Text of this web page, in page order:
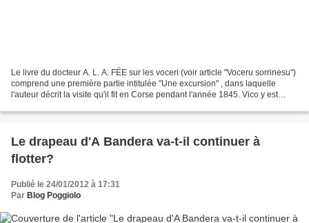
Le livre du docteur A. L. A. FÉE sur les voceri (voir article "Voceru sorrinesu")
comprend une première partie intitulée "Une excursion" , dans laquelle
l'auteur décrit la visite qu'il fit en Corse pendant l'année 1845. Vico y est
Le drapeau d'A Bandera va-t-il continuer à
flotter?
Publié le 24/01/2012 à 17:31
Par Blog Poggiolo